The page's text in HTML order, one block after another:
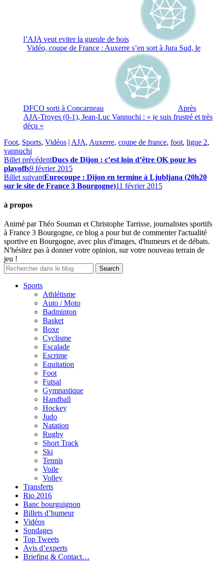
l’AJA veut eviter la gueule de bois
Vidéo, coupe de France : Auxerre s’en sort à Jura Sud, le
DFCO sorti à Concarneau
Après
AJA-Troyes (0-1), Jean-Luc Vannuchi : « je suis frustré et très
déçu »
Foot, Sports, Vidéos | AJA, Auxerre, coupe de france, foot, ligue 2,
vannuchi
Billet précédentDucs de Dijon : c’est loin d’être OK pour les
playoffs9 février 2015
Billet suivantEurocoupe : Dijon en termine à Ljubljana (20h20
sur le site de France 3 Bourgogne)11 février 2015
à propos
Animé par Théo Souman et Christophe Tarrisse, journalistes sportifs
à France 3 Bourgogne, ce blog a pour but de commenter l'actualité
sportive en Bourgogne, avec plus d'images, d'humeurs et de débats.
N'hésitez pas à donner votre opinion, sur votre nouveau terrain de
jeu !
Sports
Athlétisme
Auto / Moto
Badminton
Basket
Boxe
Cyclisme
Escalade
Escrime
Equitation
Foot
Futsal
Gymnastique
Handball
Hockey
Judo
Natation
Rugby
Short Track
Ski
Tennis
Voile
Volley
Transferts
Rio 2016
Banc bourguignon
Billets d’humeur
Vidéos
Sondages
Top Tweets
Avis d’experts
Briefing & Contact…